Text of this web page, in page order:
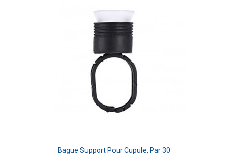
Bague Support Pour Cupule, Par 30